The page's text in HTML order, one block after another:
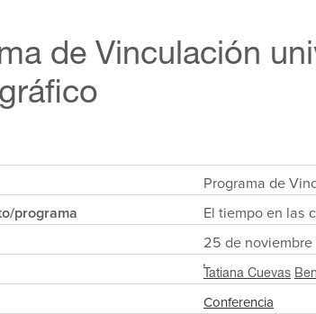
de Vinculación
Programa de
programa
El tiempo en las
25 de noviembre
Tatiana Cuevas
Conferencia